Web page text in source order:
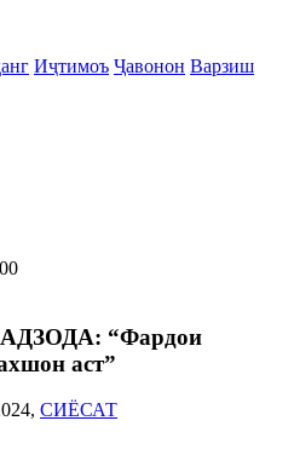
Иҷтимоъ Ҷавонон Варзиш
“Фардои
аст”
СИЁСАТ